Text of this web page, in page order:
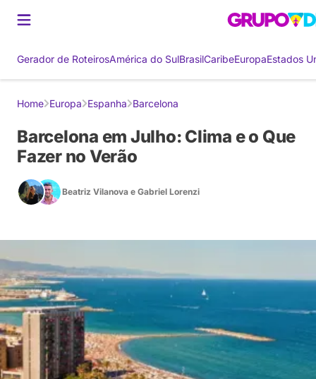
Gerador de RoteirosAmérica do SulBrasilCaribeEuropaEstados
Home Europa Espanha Barcelona
Barcelona em Julho: Clima e o Que
Fazer no Verão
Beatriz Vilanova e Gabriel Lorenzi